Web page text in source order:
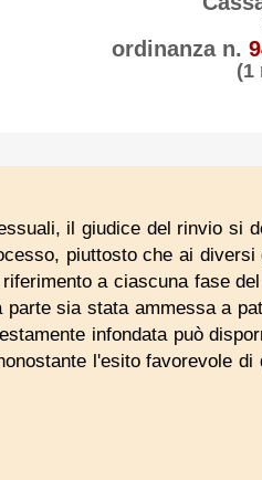
ordinanza n.
(1
il giudice del rinvio si
piuttosto che ai
a ciascuna fase
parte sia stata ammessa a
infondata può
l'esito favorevole